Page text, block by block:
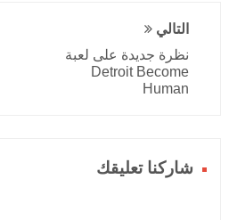
التالي
نظرة جديدة على لعبة
Detroit Become
Human
شاركنا تعليقك